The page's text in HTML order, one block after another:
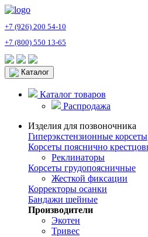
+7 (926) 200 54-10
+7 (800) 550 13-65
Каталог
Каталог товаров
Распродажа
Изделия для позвоночника
Гиперэкстензионные корсеты
Корсеты пояснично
Реклинаторы
Корсеты грудопоясничные
Жесткой фиксации
Корректоры осанки
Бандажи шейные
Производители
Экотен
Тривес